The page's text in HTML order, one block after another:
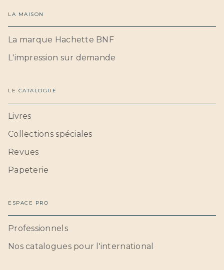
LA MAISON
La marque Hachette BNF
L'impression sur demande
LE CATALOGUE
Livres
Collections spéciales
Revues
Papeterie
ESPACE PRO
Professionnels
Nos catalogues pour l'international